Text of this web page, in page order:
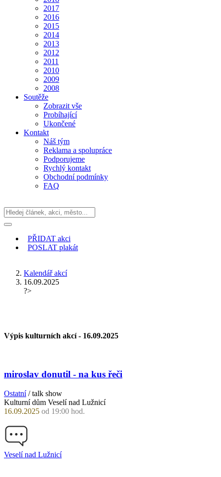
2017
2016
2015
2014
2013
2012
2011
2010
2009
2008
Soutěže
Zobrazit vše
Probíhající
Ukončené
Kontakt
Náš tým
Reklama a spolupráce
Podporujeme
Rychlý kontakt
Obchodní podmínky
FAQ
PŘIDAT akci
POSLAT plakát
Kalendář akcí
16.09.2025
?>
Výpis kulturních akcí - 16.09.2025
miroslav donutil - na kus řeči
Ostatní/ talk show
Kulturní dům Veselí nad Lužnicí
16.09.2025 od 19:00 hod.
Veselí nad Lužnicí